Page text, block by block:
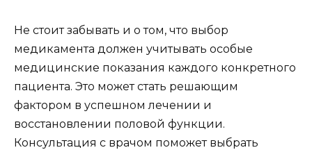
Не стоит забывать и о том, что выбор
медикамента должен учитывать особые
медицинские показания каждого конкретного
пациента. Это может стать решающим
фактором в успешном лечении и
восстановлении половой функции.
Консультация с врачом поможет выбрать